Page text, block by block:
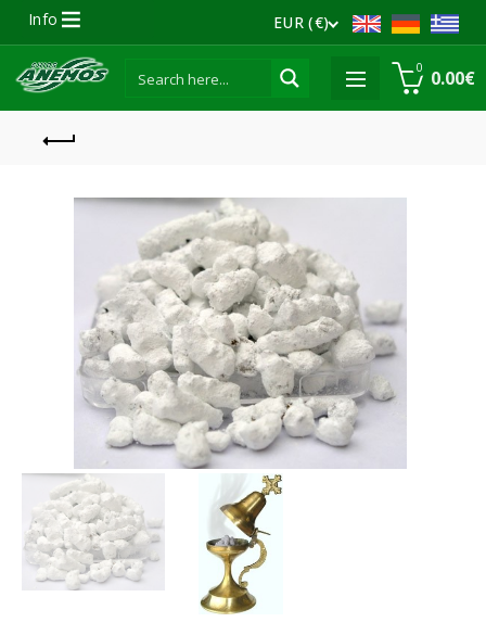
EUR (€)
Info
0 0.00€